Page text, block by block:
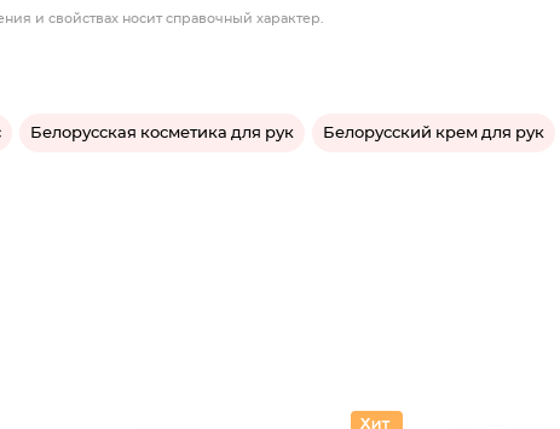
и свойствах носит справочный характер.
Белорусская косметика для рук Белорусский крем для рук